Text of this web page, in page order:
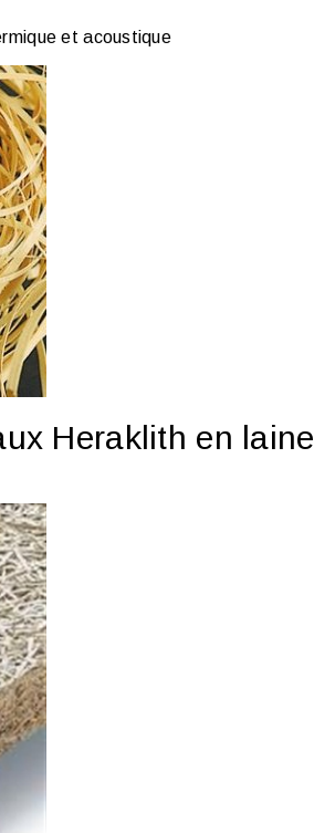
et acoustique
Heraklith en laine